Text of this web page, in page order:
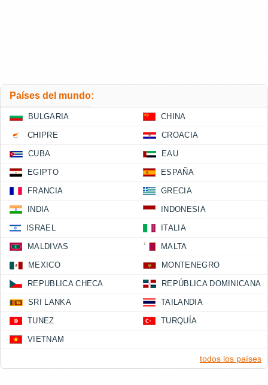
Países del mundo:
BULGARIA CHINA
CHIPRE CROACIA
CUBA EAU
EGIPTO ESPAÑA
FRANCIA GRECIA
INDIA INDONESIA
ISRAEL ITALIA
MALDIVAS MALTA
MEXICO MONTENEGRO
REPUBLICA CHECA REPÚBLICA DOMINICANA
SRI LANKA TAILANDIA
TUNEZ TURQUÍA
VIETNAM
todos los países